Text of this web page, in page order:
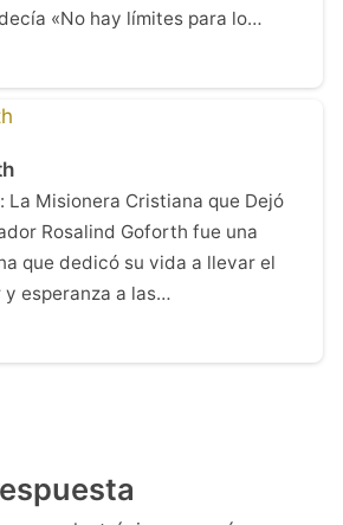
«No hay límites para lo…
La Misionera Cristiana que Dejó
Rosalind Goforth fue una
que dedicó su vida a llevar el
y esperanza a las…